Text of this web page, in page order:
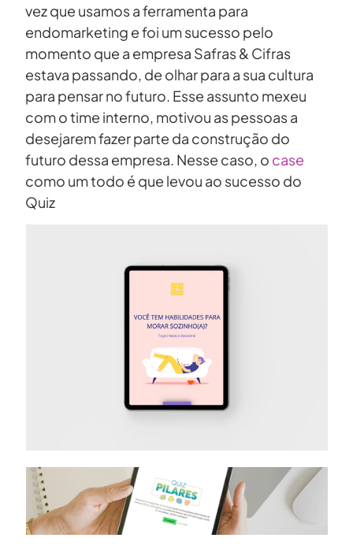
vez que usamos a ferramenta para
endomarketing e foi um sucesso pelo
momento que a empresa Safras & Cifras
estava passando, de olhar para a sua cultura
para pensar no futuro. Esse assunto mexeu
com o time interno, motivou as pessoas a
desejarem fazer parte da construção do
futuro dessa empresa. Nesse caso, o case
como um todo é que levou ao sucesso do
Quiz